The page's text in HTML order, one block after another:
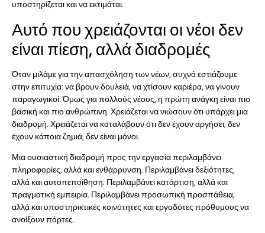
υποστηρίζεται και να εκτιμάται.
Αυτό που χρειάζονται οι νέοι δεν
είναι πίεση, αλλά διαδρομές
Όταν μιλάμε για την απασχόληση των νέων, συχνά εστιάζουμε
στην επιτυχία: να βρουν δουλειά, να χτίσουν καριέρα, να γίνουν
παραγωγικοί. Όμως για πολλούς νέους, η πρώτη ανάγκη είναι πιο
βασική και πιο ανθρώπινη. Χρειάζεται να νιώσουν ότι υπάρχει μια
διαδρομή. Χρειάζεται να καταλάβουν ότι δεν έχουν αργήσει, δεν
έχουν κάποια ζημιά, δεν είναι μόνοι.
Μια ουσιαστική διαδρομή προς την εργασία περιλαμβάνει
πληροφορίες, αλλά και ενθάρρυνση. Περιλαμβάνει δεξιότητες,
αλλά και αυτοπεποίθηση. Περιλαμβάνει κατάρτιση, αλλά και
πραγματική εμπειρία. Περιλαμβάνει προσωπική προσπάθεια,
αλλά και υποστηρικτικές κοινότητες και εργοδότες πρόθυμους να
ανοίξουν πόρτες.